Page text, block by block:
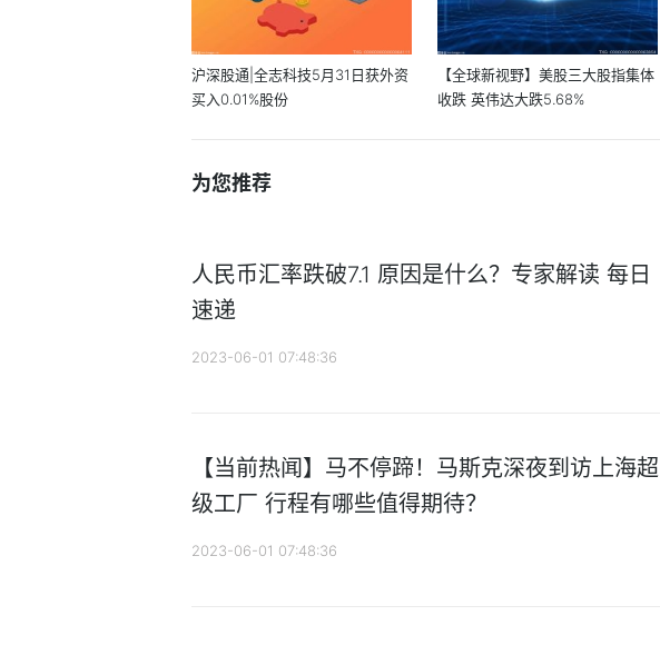
沪深股通|全志科技5月31日获外资
买入0.01%股份
【全球新视野】美股三大股指集体
收跌 英伟达大跌5.68%
为您推荐
人民币汇率跌破7.1 原因是什么？专家解读 每日
速递
2023-06-01 07:48:36
【当前热闻】马不停蹄！马斯克深夜到访上海超
级工厂 行程有哪些值得期待？
2023-06-01 07:48:36